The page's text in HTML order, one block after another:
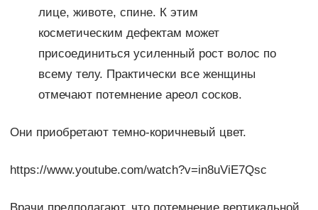
лице, животе, спине. К этим
косметическим дефектам может
присоединиться усиленный рост волос по
всему телу. Практически все женщины
отмечают потемнение ареол сосков.
Они приобретают темно-коричневый цвет.
https://www.youtube.com/watch?v=in8uViE7Qsc